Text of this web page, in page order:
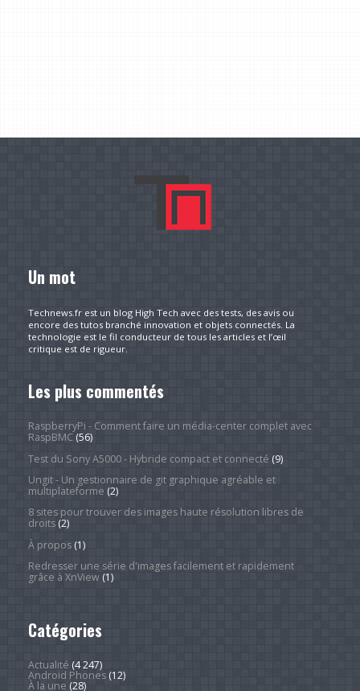
Un mot
Technews.fr est un blog High Tech avec des tests, des avis ou
encore des tutos branché innovation et objets connectés. La
technologie est le fil conducteur de tous les articles et l’œil
critique est de rigueur.
Les plus commentés
RaspberryPi - Comment faire un média-center complet avec
RaspBMC(56)
Test du Sony A5000 - Hybride compact et connecté (9)
Ungit - Un gestionnaire de git graphique agréable et
multiplateforme (2)
8 sites pour trouver des images haute résolution libres de
droits(2)
À propos(1)
Redresser une série d'images facilement et rapidement
grâce à XnView(1)
Catégories
Actualité (4 247)
Android Phones(12)
À la une (28)